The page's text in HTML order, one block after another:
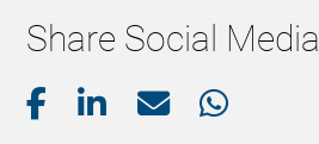
Share Social Media